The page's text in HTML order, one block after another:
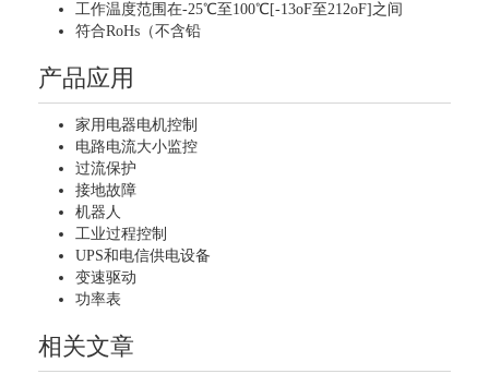
工作温度范围在-25℃至100℃[-13oF至212oF]之间
符合RoHs（不含铅
产品应用
家用电器电机控制
电路电流大小监控
过流保护
接地故障
机器人
工业过程控制
UPS和电信供电设备
变速驱动
功率表
相关文章